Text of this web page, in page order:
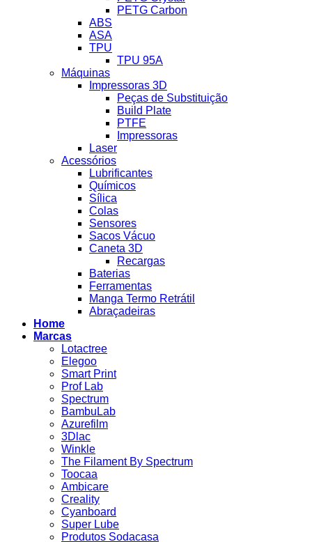
PETG Carbon
ABS
ASA
TPU
TPU 95A
Máquinas
Impressoras 3D
Peças de Substituição
Build Plate
PTFE
Impressoras
Laser
Acessórios
Lubrificantes
Químicos
Sílica
Colas
Sensores
Sacos Vácuo
Caneta 3D
Recargas
Baterias
Ferramentas
Manga Termo Retrátil
Abraçadeiras
Home
Marcas
Lotactree
Elegoo
Smart Print
Prof Lab
Spectrum
BambuLab
Azurefilm
3Dlac
Winkle
The Filament By Spectrum
Toocaa
Ambicare
Creality
Cyanboard
Super Lube
Produtos Sodacasa